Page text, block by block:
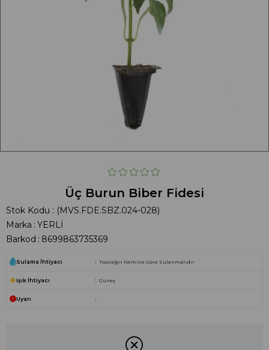
Üç Burun Biber Fidesi
Stok Kodu
(MVS.FDE.SBZ.024-028)
Marka : YERLİ
Barkod : 8699863735369
Sulama İhtiyacı Toprağın Nemine Göre Sulanmalıdır
Işık İhtiyacı Güneş
Uyarı